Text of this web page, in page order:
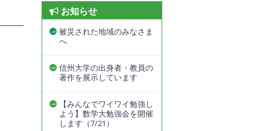
お知らせ
被災された地域のみなさま
へ
信州大学の出身者・教員の
著作を展示しています
【みんなでワイワイ勉強し
よう】数学大勉強会を開催
します（7/21）